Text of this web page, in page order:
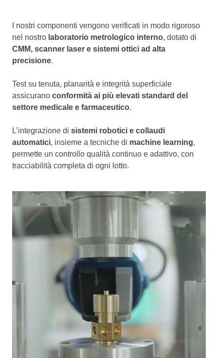
I nostri componenti vengono verificati in modo rigoroso
nel nostro laboratorio metrologico interno, dotato di
CMM, scanner laser e sistemi ottici ad alta
precisione.
Test su tenuta, planarità e integrità superficiale
assicurano conformità ai più elevati standard del
settore medicale e farmaceutico.
L’integrazione di sistemi robotici e collaudi
automatici, insieme a tecniche di machine learning,
permette un controllo qualità continuo e adattivo, con
tracciabilità completa di ogni lotto.